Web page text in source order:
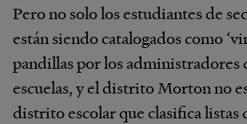
Pero no solo los estudiantes de
están siendo catalogados como
pandillas por los administradores
escuelas, y el distrito Morton no
distrito escolar que clasifica listas